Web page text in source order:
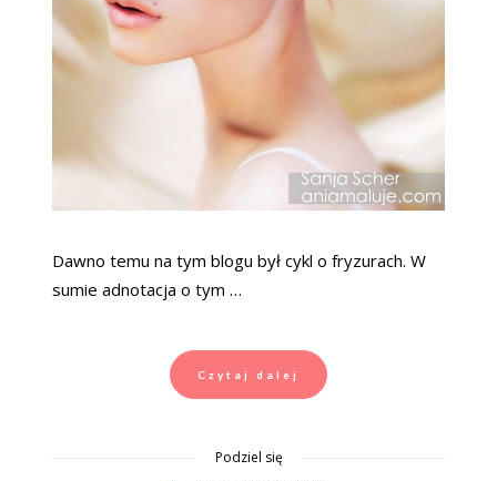
Dawno temu na tym blogu był cykl o fryzurach. W
sumie adnotacja o tym …
Czytaj dalej
Podziel się